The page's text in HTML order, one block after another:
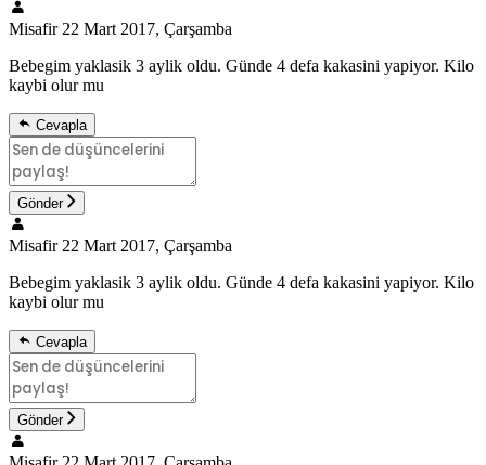
Misafir 22 Mart 2017, Çarşamba
Bebegim yaklasik 3 aylik oldu. Günde 4 defa kakasini yapiyor. Kilo
kaybi olur mu
Cevapla
Gönder
Misafir 22 Mart 2017, Çarşamba
Bebegim yaklasik 3 aylik oldu. Günde 4 defa kakasini yapiyor. Kilo
kaybi olur mu
Cevapla
Gönder